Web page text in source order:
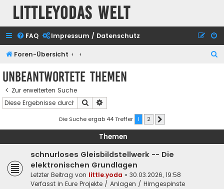
Littleyodas Welt
FAQ Impressum / Datenschutz
Foren-Übersicht
Unbeantwortete Themen
Zur erweiterten Suche
Suche
Die Suche ergab 44 Treffer 1 2
Themen
schnurloses Gleisbildstellwerk -- Die
elektronischen Grundlagen
Letzter Beitrag von little.yoda « 30.03.2026, 19:58
Verfasst in Eure Projekte / Anlagen / Hirngespinste